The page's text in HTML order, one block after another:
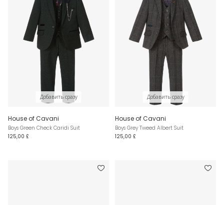
Добавить сразу
House of Cavani
Boys Green Check Caridi Suit
125,00 £
Добавить сразу
House of Cavani
Boys Grey Tweed Albert Suit
125,00 £